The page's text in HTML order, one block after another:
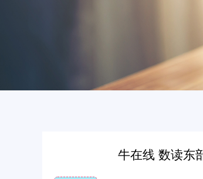
牛在线 数读东